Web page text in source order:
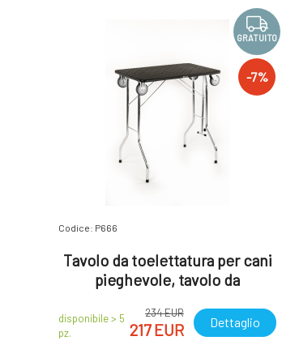
GRATUITO
-7%
Codice: P666
Tavolo da toelettatura per cani
pieghevole, tavolo da
ruote a cuscinetti, superficie di
lavoro 80*50cm
disponibile > 5
pz.
234 EUR
217 EUR Dettaglio